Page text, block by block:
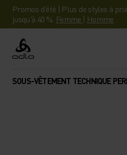
Promos d'été | Plus de styles à
jusqu'à 40 %. Femme | Homme
Odlo
SOUS-VÊTEMENT TECHNIQUE